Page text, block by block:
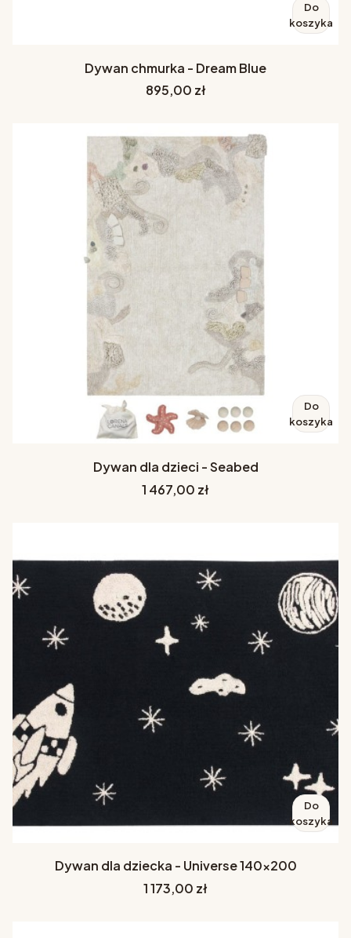
Do
koszyka
Dywan chmurka - Dream Blue
Cena
895,00 zł
Do
koszyka
Dywan dla dzieci - Seabed
Cena
1 467,00 zł
Do
koszyka
Dywan dla dziecka - Universe 140x200
Cena
1 173,00 zł